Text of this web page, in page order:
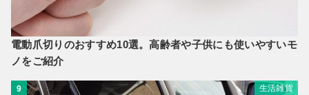
電動爪切りのおすすめ10選。高齢者や子供にも使いやすいモ
ノをご紹介
9 生活雑貨